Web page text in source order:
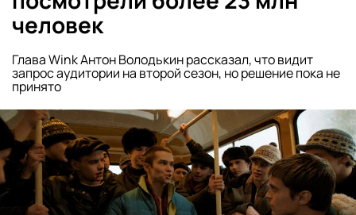
человек
Глава Wink Антон Володькин рассказал, что видит
запрос аудитории на второй сезон, но решение пока не
принято